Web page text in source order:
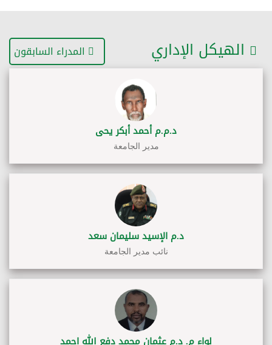
الهيكل الإداري المدراء السابقون
د.م.م أحمد أبكر يحى
مدير الجامعة
د.م الإسيد سليمان سعد
نائب مدير الجامعة
لواء م. د.م عثمان محمد دفع الله احمد